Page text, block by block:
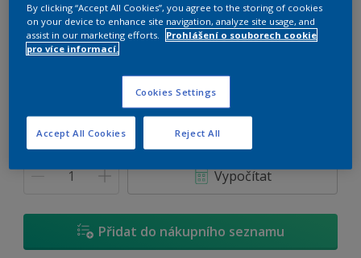
E4.05.76
Změnit odstín
2,5 L
Množství Kalkulačka pro výpočet barvy
Vypočítat
Přidat do nákupního seznamu
By clicking “Accept All Cookies”, you agree to the storing of cookies
on your device to enhance site navigation, analyze site usage, and
assist in our marketing efforts.
Prohlášení o souborech cookie
pro více informací.
Cookies Settings
Reject All
Accept All Cookies